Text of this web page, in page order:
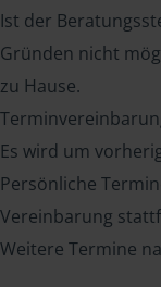
Ist der
Gründen nicht
zu Hause.
Es wird um
Persönliche
Vereinbarung
Weitere Termine